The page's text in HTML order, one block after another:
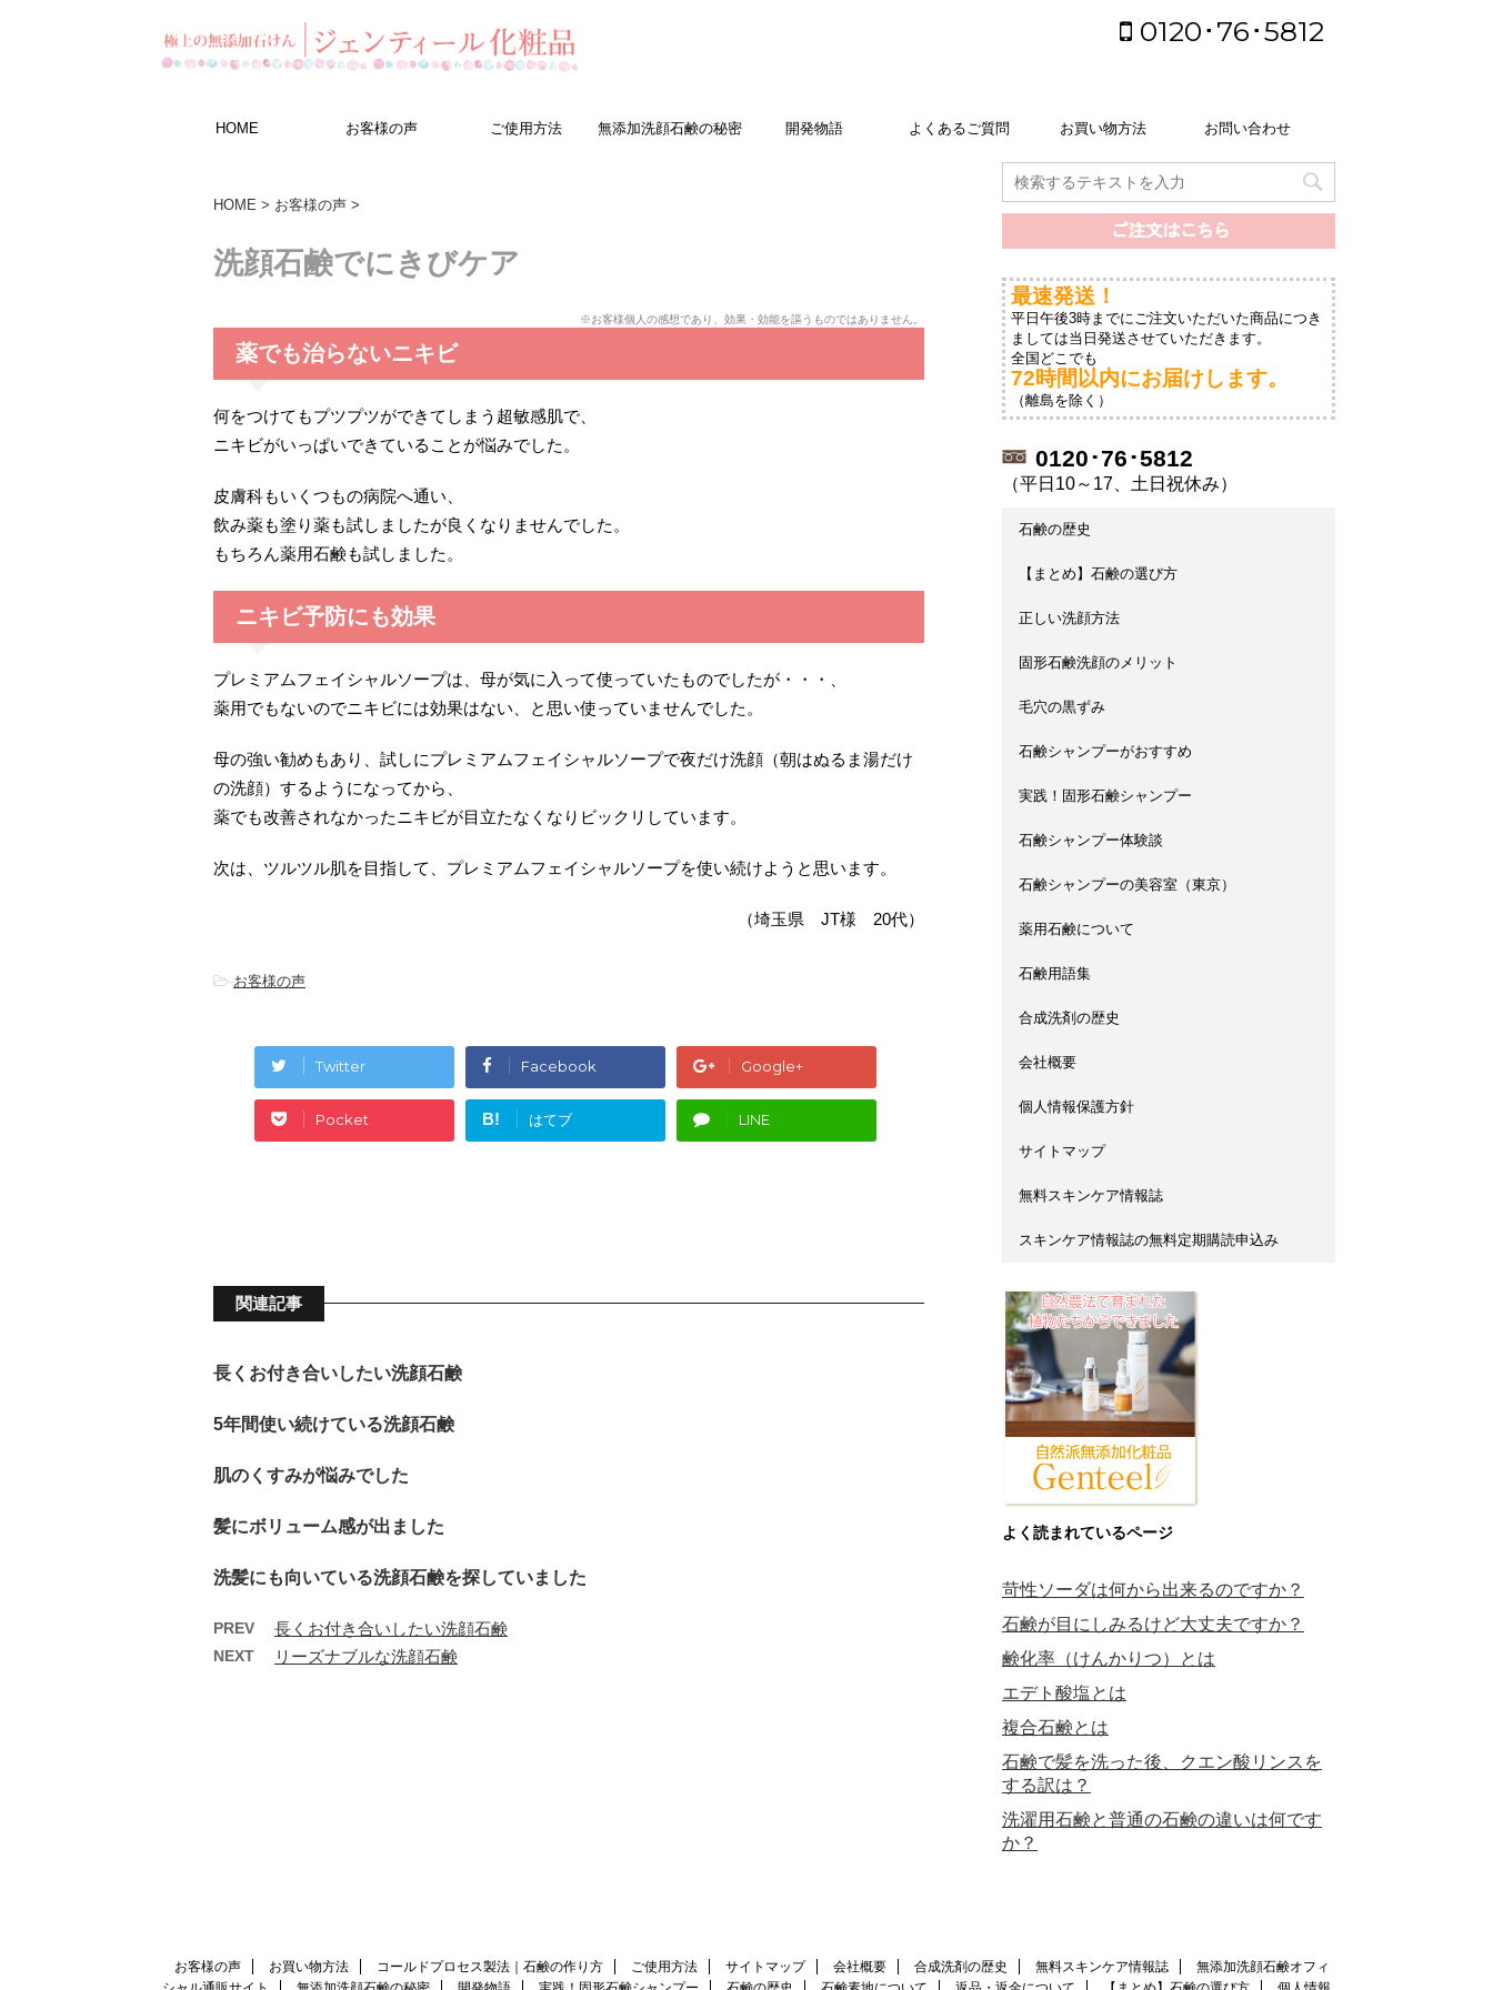
0120･76･5812
HOME お客様の声 ご使用方法 無添加洗顔石鹸の秘密 開発物語 よくあるご質問 お買い物方法 お問い合わせ
HOME > お客様の声 >
洗顔石鹸でにきびケア
※お客様個人の感想であり、効果・効能を謳うものではありません。
薬でも治らないニキビ
何をつけてもプツプツができてしまう超敏感肌で、
ニキビがいっぱいできていることが悩みでした。
皮膚科もいくつもの病院へ通い、
飲み薬も塗り薬も試しましたが良くなりませんでした。
もちろん薬用石鹸も試しました。
ニキビ予防にも効果
プレミアムフェイシャルソープは、母が気に入って使っていたものでしたが・・・、
薬用でもないのでニキビには効果はない、と思い使っていませんでした。
母の強い勧めもあり、試しにプレミアムフェイシャルソープで夜だけ洗顔（朝はぬるま湯だけ
の洗顔）するようになってから、
薬でも改善されなかったニキビが目立たなくなりビックリしています。
次は、ツルツル肌を目指して、プレミアムフェイシャルソープを使い続けようと思います。
（埼玉県 JT様 20代）
-お客様の声
Twitter Facebook Google+
Pocket B! はてブ LINE
関連記事
長くお付き合いしたい洗顔石鹸
5年間使い続けている洗顔石鹸
肌のくすみが悩みでした
髪にボリューム感が出ました
洗髪にも向いている洗顔石鹸を探していました
PREV 長くお付き合いしたい洗顔石鹸
NEXT リーズナブルな洗顔石鹸
最速発送！
平日午後3時までにご注文いただいた商品につき
ましては当日発送させていただきます。
全国どこでも
72時間以内にお届けします。
（離島を除く）
0120･76･5812
（平日10～17、土日祝休み）
石鹸の歴史
【まとめ】石鹸の選び方
正しい洗顔方法
固形石鹸洗顔のメリット
毛穴の黒ずみ
石鹸シャンプーがおすすめ
実践！固形石鹸シャンプー
石鹸シャンプー体験談
石鹸シャンプーの美容室（東京）
薬用石鹸について
石鹸用語集
合成洗剤の歴史
会社概要
個人情報保護方針
サイトマップ
無料スキンケア情報誌
スキンケア情報誌の無料定期購読申込み
よく読まれているページ
苛性ソーダは何から出来るのですか？
石鹸が目にしみるけど大丈夫ですか？
鹸化率（けんかりつ）とは
エデト酸塩とは
複合石鹸とは
石鹸で髪を洗った後、クエン酸リンスを
する訳は？
洗濯用石鹸と普通の石鹸の違いは何です
か？
お客様の声 お買い物方法 コールドプロセス製法｜石鹸の作り方 ご使用方法 サイトマップ 会社概要 合成洗剤の歴史 無料スキンケア情報誌
無添加洗顔石鹸オフィ